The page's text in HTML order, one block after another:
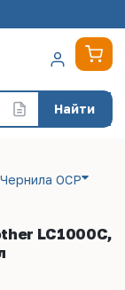
Найти
Чернила OCP
LC1000C,